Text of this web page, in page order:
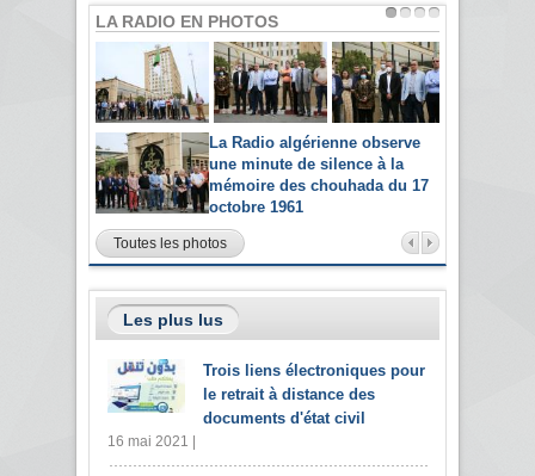
LA RADIO EN PHOTOS
La Radio algérienne observe
une minute de silence à la
mémoire des chouhada du 17
octobre 1961
Toutes les photos
Les plus lus
Trois liens électroniques pour
le retrait à distance des
documents d'état civil
16 mai 2021 |